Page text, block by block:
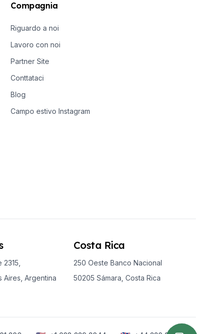
Compagnia
Riguardo a noi
Lavoro con noi
Partner Site
Conttataci
Blog
Campo estivo Instagram
Aires, Argentina
Costa Rica
250 Oeste Banco Nacional
50205 Sámara, Costa Rica